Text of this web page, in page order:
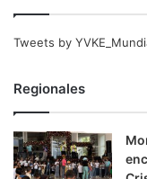
Tweets by
Regionales